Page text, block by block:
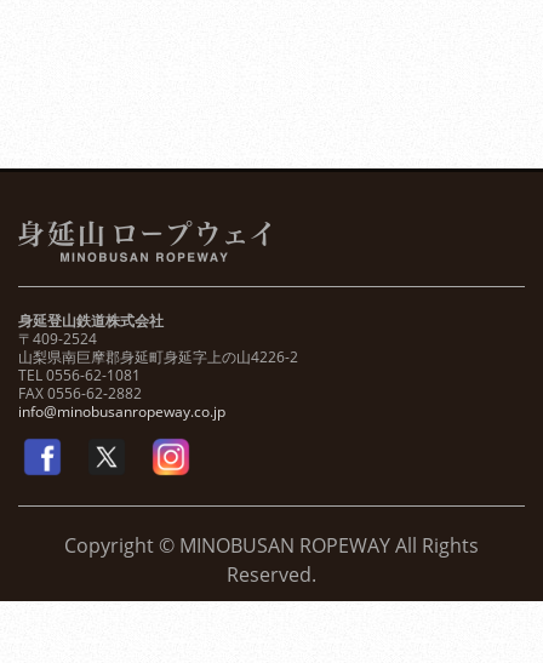
身延登山鉄道株式会社
〒409-2524
山梨県南巨摩郡身延町身延字上の山4226-2
TEL 0556-62-1081
FAX 0556-62-2882
info@minobusanropeway.co.jp
Copyright © MINOBUSAN ROPEWAY All Rights
Reserved.